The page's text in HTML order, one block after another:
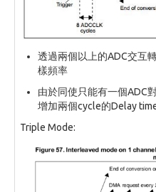
透過兩個以上的ADC交互
樣頻率
由於同使只能有一個ADC
增加兩個cycle的Delay
Triple Mode: